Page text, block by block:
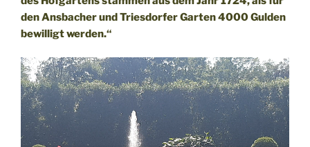
den Ansbacher und Triesdorfer Garten 4000 Gulden
bewilligt werden.“